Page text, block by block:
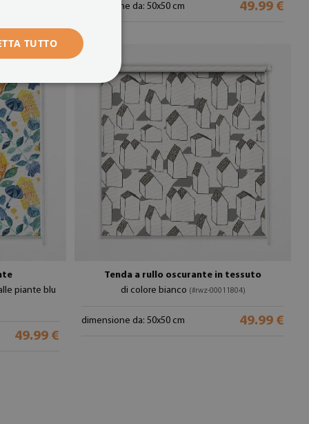
dimensione da: 50x50 cm 49.99 €
piante blu
49.99 €
Tenda a rullo oscurante in tessuto
di colore bianco (#rwz-00011804)
dimensione da: 50x50 cm 49.99 €
TUTTO